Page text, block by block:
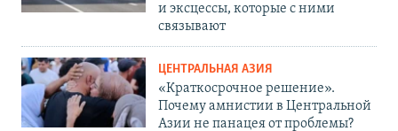
и эксцессы, которые с ними
связывают
ЦЕНТРАЛЬНАЯ АЗИЯ
«Краткосрочное решение».
Почему амнистии в Центральной
Азии не панацея от проблемы?